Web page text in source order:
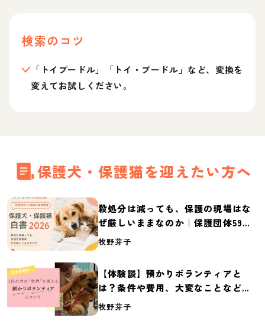
検索のコツ
「トイプードル」「トイ・プードル」など、変換を
変えてお試しください。
保護犬・保護猫を迎えたい方へ
殺処分は減っても、保護の現場はな
ぜ厳しいままなのか｜保護団体59団
体の実態調査【保護犬・保護猫白書
牧野芽子
【体験談】預かりボランティアと
は？条件や費用、大変なことなど紹
介
牧野芽子